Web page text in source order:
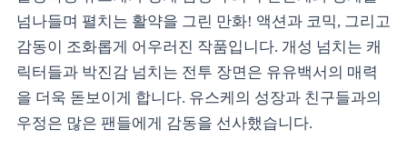
넘나들며 펼치는 활약을 그린 만화! 액션과 코믹, 그리고
감동이 조화롭게 어우러진 작품입니다. 개성 넘치는 캐
릭터들과 박진감 넘치는 전투 장면은 유유백서의 매력
을 더욱 돋보이게 합니다. 유스케의 성장과 친구들과의
우정은 많은 팬들에게 감동을 선사했습니다.